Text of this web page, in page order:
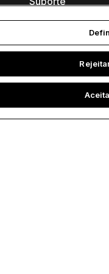
Manual do
Base de
conhecimento
think-cell